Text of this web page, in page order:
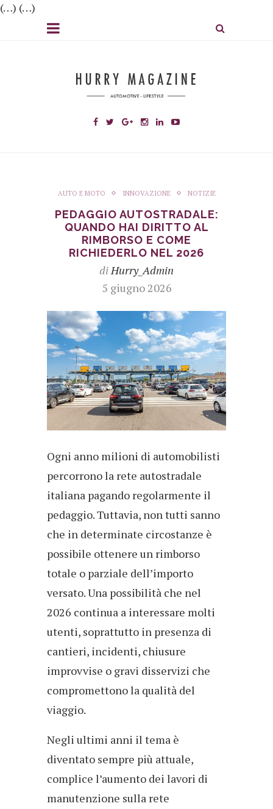
(…) (…)
AUTO E MOTO INNOVAZIONE NOTIZIE
PEDAGGIO AUTOSTRADALE:
QUANDO HAI DIRITTO AL
RIMBORSO E COME
RICHIEDERLO NEL 2026
diHurry_Admin
5 giugno 2026
Ogni anno milioni di automobilisti
percorrono la rete autostradale
italiana pagando regolarmente il
pedaggio. Tuttavia, non tutti sanno
che in determinate circostanze è
possibile ottenere un rimborso
totale o parziale dell’importo
versato. Una possibilità che nel
2026 continua a interessare molti
utenti, soprattutto in presenza di
cantieri, incidenti, chiusure
improvvise o gravi disservizi che
compromettono la qualità del
viaggio.
Negli ultimi anni il tema è
diventato sempre più attuale,
complice l’aumento dei lavori di
manutenzione sulla rete